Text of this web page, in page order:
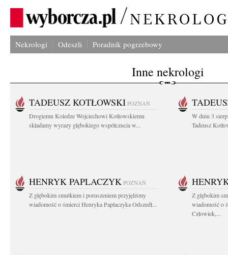
Nekrologi Odeszli Poradnik pogrzebowy
Inne nekrologi
TADEUSZ KOTŁOWSKI POZNAŃ
Drogiemu Koledze Wojciechowi Kotłowskiemu
składamy wyrazy głębokiego współczucia w...
W dniu 3
Tadeusz
HENRYK PAPLACZYK POZNAŃ
Z głębokim smutkiem i poruszeniem przyjęliśmy
wiadomość o śmierci Henryka Paplaczyka Odszedł...
Z głębokim
wiadomość o
Człowiek,...